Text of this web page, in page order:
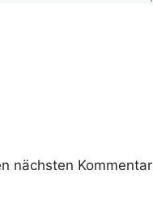
nächsten Kommentar